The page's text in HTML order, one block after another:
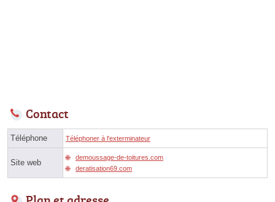
Contact
Téléphone Téléphoner à l'exterminateur
Site web
demoussage-de-toitures.com
deratisation69.com